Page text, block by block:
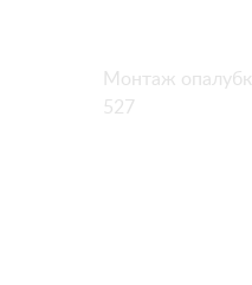
Монтаж
527